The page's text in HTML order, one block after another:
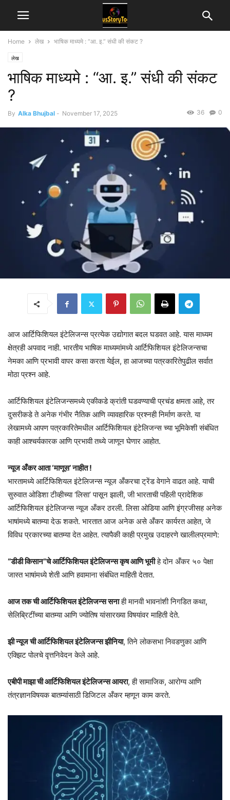
Home लेख भाषिक माध्यमे : “आ. इ.” संधी की संकट ?
लेख
भाषिक माध्यमे : “आ. इ.” संधी की संकट
?
By Alka Bhujbal - November 17, 2025 0
36
आज आर्टिफिशियल इंटेलिजन्स प्रत्येक उद्योगात बदल घडवत आहे. यास माध्यम
क्षेत्रही अपवाद नाही. भारतीय भाषिक माध्यमांमध्ये आर्टिफिशियल इंटेलिजन्सचा
नेमका आणि प्रभावी वापर कसा करता येईल, हा आजच्या पत्रकारितेपुढील सर्वात
मोठा प्रश्न आहे.
आर्टिफिशियल इंटेलिजन्समध्ये एकीकडे क्रांती घडवण्याची प्रचंड क्षमता आहे, तर
दुसरीकडे ते अनेक गंभीर नैतिक आणि व्यावहारिक प्रश्नही निर्माण करते. या
लेखामध्ये आपण पत्रकारितेमधील आर्टिफिशियल इंटेलिजन्स च्या भूमिकेशी संबंधित
काही आश्चर्यकारक आणि प्रभावी तथ्ये जाणून घेणार आहोत.
न्यूज अँकर आता ‘माणूस’ नाहीत !
भारतामध्ये आर्टिफिशियल इंटेलिजन्स न्यूज अँकरचा ट्रेंड वेगाने वाढत आहे. याची
सुरुवात ओडिशा टीव्हीच्या ‘लिसा’ पासून झाली, जी भारताची पहिली प्रादेशिक
आर्टिफिशियल इंटेलिजन्स न्यूज अँकर ठरली. लिसा ओडिया आणि इंग्रजीसह अनेक
भाषांमध्ये बातम्या देऊ शकते. भारतात आज अनेक असे अँकर कार्यरत आहेत, जे
विविध प्रकारच्या बातम्या देत आहेत. त्यापैकी काही प्रमुख उदाहरणे खालीलप्रमाणे:
“डीडी किसान”चे आर्टिफिशियल इंटेलिजन्स कृष आणि भूमीहे दोन अँकर ५० पेक्षा
जास्त भाषांमध्ये शेती आणि हवामाना संबंधित माहिती देतात.
आज तक ची आर्टिफिशियल इंटेलिजन्स सनाही मानवी भावनांशी निगडित कथा,
सेलिब्रिटींच्या बातम्या आणि ज्योतिष यांसारख्या विषयांवर माहिती देते.
झी न्यूज ची आर्टिफिशियल इंटेलिजन्स झीनिया, तिने लोकसभा निवडणुका आणि
एक्झिट पोलचे वृत्तनिवेदन केले आहे.
एबीपी माझा ची आर्टिफिशियल इंटेलिजन्स आयरा, ही सामाजिक, आरोग्य आणि
तंत्रज्ञानविषयक बातम्यांसाठी डिजिटल अँकर म्हणून काम करते.